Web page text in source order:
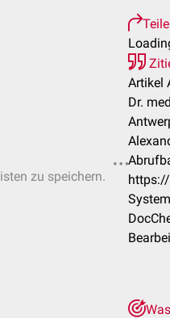
zu speichern.
Artikel
Dr.
System